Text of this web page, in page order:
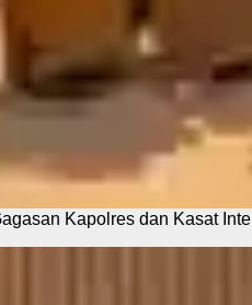
Kapolres dan Kasat